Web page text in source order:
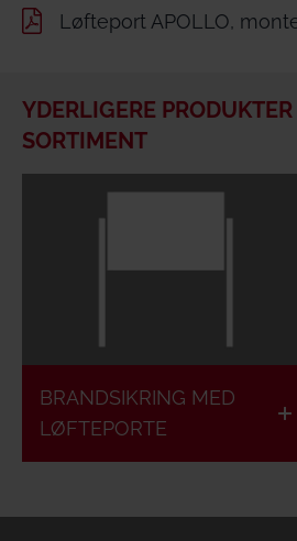
Løfteport APOLLO,
YDERLIGERE PRODUKTER
SORTIMENT
BRANDSIKRING MED
LØFTEPORTE